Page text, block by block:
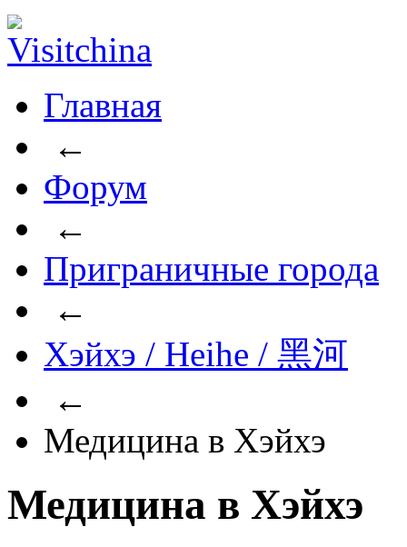
Главная
←
Форум
←
Приграничные города
←
Хэйхэ / Heihe / 黑河
←
Медицина в Хэйхэ
Медицина в Хэйхэ